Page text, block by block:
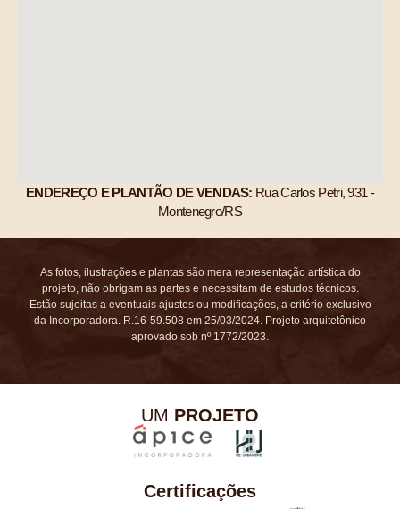
ENDEREÇO E PLANTÃO DE VENDAS: Rua Carlos Petri, 931 -
Montenegro/RS
As fotos, ilustrações e plantas são mera representação artística do
projeto, não obrigam as partes e necessitam de estudos técnicos.
Estão sujeitas a eventuais ajustes ou modificações, a critério exclusivo
da Incorporadora. R.16-59.508 em 25/03/2024. Projeto arquitetônico
aprovado sob nº 1772/2023.
UM PROJETO
Certificações